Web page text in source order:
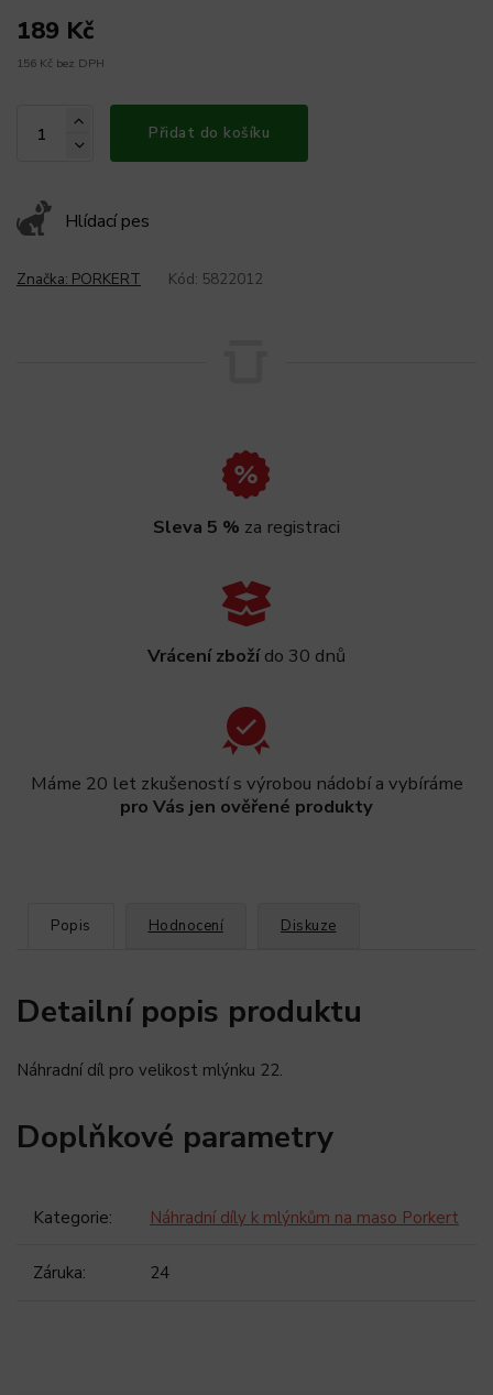
189 Kč
156 Kč bez DPH
Přidat do košíku
Hlídací pes
Značka: PORKERT Kód: 5822012
Sleva 5 % za registraci
Vrácení zbožído 30 dnů
Máme 20 let zkušeností s výrobou nádobí a vybíráme
pro Vás jen ověřené produkty
Popis Hodnocení Diskuze
Detailní popis produktu
Náhradní díl pro velikost mlýnku 22.
Doplňkové parametry
Kategorie: Náhradní díly k mlýnkům na maso Porkert
Záruka: 24